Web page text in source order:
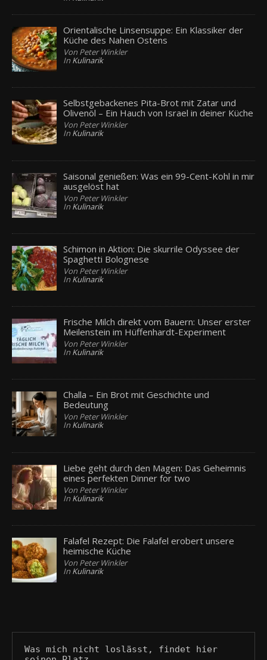
Orientalische Linsensuppe: Ein Klassiker der
Küche des Nahen Ostens
Von Peter Winkler
In Kulinarik
Selbstgebackenes Pita-Brot mit Zatar und
Olivenöl – Ein Hauch von Israel in deiner Küche
Von Peter Winkler
In Kulinarik
Saisonal genießen: Was ein 99-Cent-Kohl in mir
ausgelöst hat
Von Peter Winkler
In Kulinarik
Schimon in Aktion: Die skurrile Odyssee der
Spaghetti Bolognese
Von Peter Winkler
In Kulinarik
Frische Milch direkt vom Bauern: Unser erster
Meilenstein im Hüffenhardt-Experiment
Von Peter Winkler
In Kulinarik
Challa – Ein Brot mit Geschichte und
Bedeutung
Von Peter Winkler
In Kulinarik
Liebe geht durch den Magen: Das Geheimnis
eines perfekten Dinner for two
Von Peter Winkler
In Kulinarik
Falafel Rezept: Die Falafel erobert unsere
heimische Küche
Von Peter Winkler
In Kulinarik
Was mich nicht loslässt, findet hier